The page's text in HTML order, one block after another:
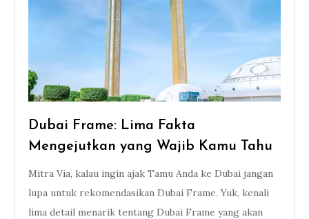
Dubai Frame: Lima Fakta
Mengejutkan yang Wajib Kamu Tahu
Mitra Via, kalau ingin ajak Tamu Anda ke Dubai jangan
lupa untuk rekomendasikan Dubai Frame. Yuk, kenali
lima detail menarik tentang Dubai Frame yang akan